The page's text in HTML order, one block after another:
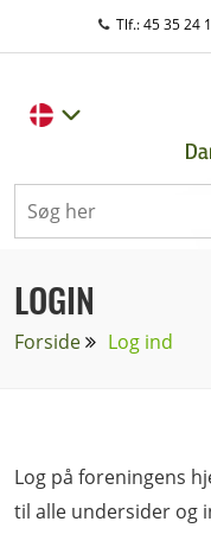
Tlf.: 45 35 24
LOGIN
Forside Log ind
Log på foreningens
til alle undersider og